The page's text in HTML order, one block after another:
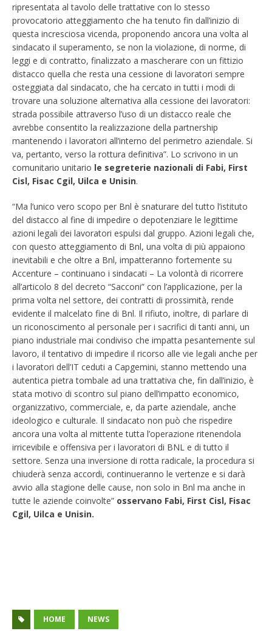
ripresentata al tavolo delle trattative con lo stesso
provocatorio atteggiamento che ha tenuto fin dall’inizio di
questa incresciosa vicenda, proponendo ancora una volta al
sindacato il superamento, se non la violazione, di norme, di
leggi e di contratto, finalizzato a mascherare con un fittizio
distacco quella che resta una cessione di lavoratori sempre
osteggiata dal sindacato, che ha cercato in tutti i modi di
trovare una soluzione alternativa alla cessione dei lavoratori:
strada possibile attraverso l’uso di un distacco reale che
avrebbe consentito la realizzazione della partnership
mantenendo i lavoratori all’interno del perimetro aziendale. Si
va, pertanto, verso la rottura definitiva”. Lo scrivono in un
comunitario unitario le segreterie nazionali di Fabi, First
Cisl, Fisac Cgil, Uilca e Unisin.
“Ma l’unico vero scopo per Bnl è snaturare del tutto l’istituto
del distacco al fine di impedire o depotenziare le legittime
azioni legali dei lavoratori espulsi dal gruppo. Azioni legali che,
con questo atteggiamento di Bnl, una volta di più appaiono
inevitabili e che oltre a Bnl, impatteranno fortemente su
Accenture – continuano i sindacati – La volontà di ricorrere
all’articolo 8 del decreto “Sacconi” con l’applicazione, per la
prima volta nel settore, dei contratti di prossimità, rende
evidente il malcelato fine di Bnl. Il rifiuto, inoltre, di parlare di
un riconoscimento al personale per i sacrifici di tanti anni, un
piano industriale mai condiviso che impatta pesantemente sul
lavoro, il tentativo di impedire il ricorso alle vie legali anche per
i lavoratori dell’IT ceduti a Capgemini, stanno mettendo una
autentica pietra tombale ad una trattativa che, fin dall’inizio, è
stata motivo di scontro sul piano dell’impatto economico,
organizzativo, commerciale, e, da parte aziendale, anche
ideologico e culturale. Il sindacato non può che rispedire
ancora una volta al mittente tutta l’operazione ritenendola
irricevibile e offensiva per i lavoratori di BNL e di tutto il
settore. Senza una inversione di rotta radicale, la procedura si
chiuderà senza accordi, continueranno le vertenze e si darà
avvio alla stagione delle cause, non solo in Bnl ma anche in
tutte le aziende coinvolte” osservano Fabi, First Cisl, Fisac
Cgil, Uilca e Unisin.
HOME NEWS